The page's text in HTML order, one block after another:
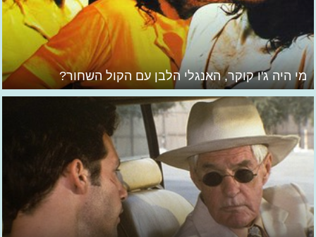
מי היה ג'ו קוקר, האנגלי הלבן עם הקול השחור?